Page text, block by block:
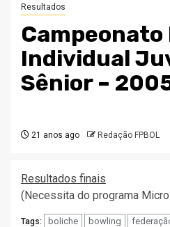
Resultados
Individual
Sênior –
21 anos ago Redação FPBOL
Resultados finais
(Necessita do programa
Tags: boliche bowling